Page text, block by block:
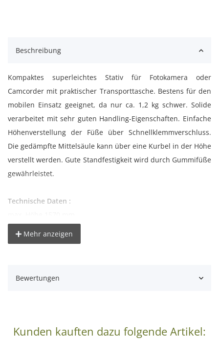
Beschreibung
Kompaktes superleichtes Stativ für Fotokamera oder
Camcorder mit praktischer Transporttasche. Bestens für den
mobilen Einsatz geeignet, da nur ca. 1,2 kg schwer. Solide
verarbeitet mit sehr guten Handling-Eigenschaften. Einfache
Höhenverstellung der Füße über Schnellklemmverschluss.
Die gedämpfte Mittelsäule kann über eine Kurbel in der Höhe
verstellt werden. Gute Standfestigkeit wird durch Gummifüße
gewährleistet.
Technische Daten :
Transportmaß: 650 mm
Material: Aluminium
Mehr anzeigen
Bewertungen
Kunden kauften dazu folgende Artikel: